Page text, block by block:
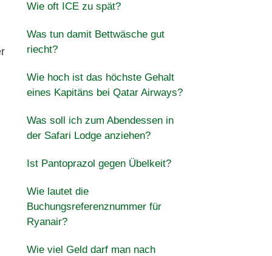
Wie oft ICE zu spät?
Was tun damit Bettwäsche gut
riecht?
Wie hoch ist das höchste Gehalt
eines Kapitäns bei Qatar Airways?
Was soll ich zum Abendessen in
der Safari Lodge anziehen?
Ist Pantoprazol gegen Übelkeit?
Wie lautet die
Buchungsreferenznummer für
Ryanair?
Wie viel Geld darf man nach